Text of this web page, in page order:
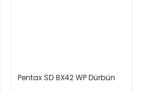
Pentax SD 8X42 WP Dürbün